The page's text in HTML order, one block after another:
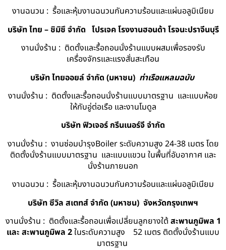
งานฉนวน : รื้อและหุ้มงานฉนวนกันความร้อนและแผ่นอลูมิเนียม
บริษัท ไทย – ชิมิซึ จำกัด โปรเจค โรงงานฮอนด้า โรจนะปราจีนบุรี
งานนั่งร้าน : ติดตั้งและรื้อถอนนั่งร้านแบบผสมเพื่อรองรับ
เครื่องจักรและแรงสั่นสะเทือน
บริษัท ไทยออยล์ จํากัด (มหาชน) ท่าเรือแหลมฉบับ
งานนั่งร้าน : ติดตั้งและรื้อถอนนั่งร้านแบบมาตรฐาน และแบบห้อย
ให้กับอู่ต่อเรือ และงานโมดูล
บริษัท ฟิวเจอร์ กรีนเนอร์จี จำกัด
งานนั่งร้าน : งานซ่อมบำรุงBoiler ระดับความสูง 24-38 เมตร โดย
ติดตั้งนั่งร้านแบบมาตรฐาน และแบบแขวน ในพื้นที่อับอากาศ และ
นั่งร้านภายนอก
งานฉนวน : รื้อและหุ้มงานฉนวนกันความร้อนและแผ่นอลูมิเนียม
บริษัท ซีวิล สเตทส์ จำกัด (มหาชน) จังหวัดกรุงเทพฯ
งานนั่งร้าน : ติดตั้งและรื้อถอนเพื่อเปลี่ยนลูกยางใต้ สะพานภูมิพล 1
และ สะพานภูมิพล 2ในระดับความสูง 52 เมตร ติดตั้งนั่งร้านแบบ
มาตรฐาน